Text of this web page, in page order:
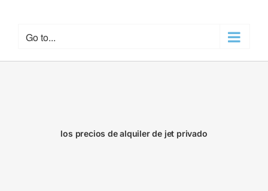
Go to...
los precios de alquiler de jet privado